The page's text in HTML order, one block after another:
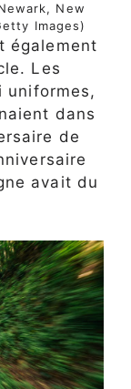
New
Images)
également
Les
uniformes,
dans
de
avait du